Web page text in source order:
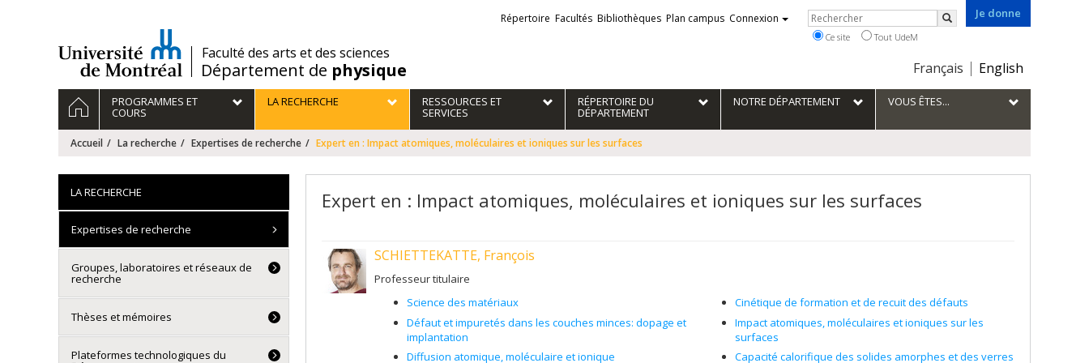
/Faculté des arts et des sciences
Département de physique
Je donne
Choix
la
langue
Français English
Liens
externes
Répertoire Facultés Bibliothèques Plan campus Connexion Rechercher
Rechercher
Ce site Tout UdeM
Navigation
principale
ACCUEILPROGRAMMES ET
COURS
LA RECHERCHE RESSOURCES ET
SERVICES
RÉPERTOIRE DU
DÉPARTEMENT
NOTRE DÉPARTEMENT VOUS ÊTES...
Accueil La recherche Expertises de recherche Expert en : Impact atomiques, moléculaires et ioniques sur les surfaces
Expert en : Impact atomiques, moléculaires et ioniques sur les surfaces
SCHIETTEKATTE, François
Professeur titulaire
Science des matériaux
Défaut et impuretés dans les couches minces: dopage et
implantation
Diffusion atomique, moléculaire et ionique
Cinétique de formation et de recuit des défauts
Impact atomiques, moléculaires et ioniques sur les
surfaces
Capacité calorifique des solides amorphes et des verres
LA RECHERCHE
Expertises de recherche
Groupes, laboratoires et réseaux de
recherche
Thèses et mémoires
Plateformes technologiques du